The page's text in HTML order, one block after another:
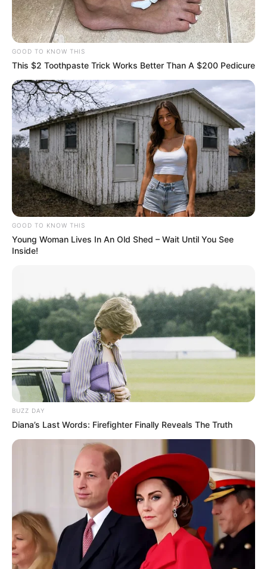
GOOD TO KNOW THIS
This $2 Toothpaste Trick Works Better Than A $200 Pedicure
GOOD TO KNOW THIS
Young Woman Lives In An Old Shed – Wait Until You See
Inside!
BUZZ DAY
Diana’s Last Words: Firefighter Finally Reveals The Truth